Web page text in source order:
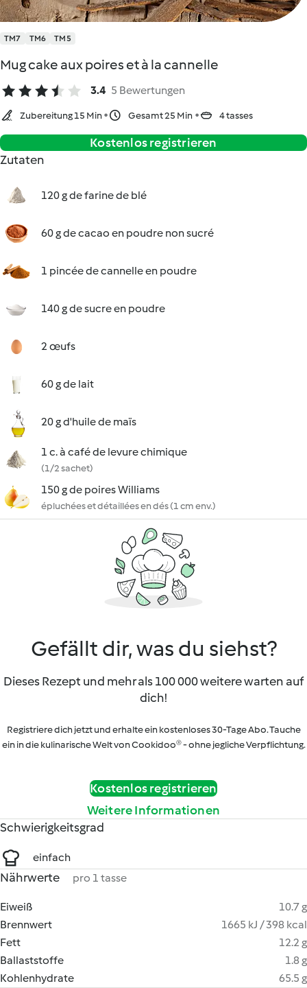
TM7 TM6 TM5
Mug cake aux poires et à la cannelle
3.4 5 Bewertungen
Zubereitung 15 Min Gesamt 25 Min 4 tasses
Kostenlos registrieren
Zutaten
120 g de farine de blé
60 g de cacao en poudre non sucré
1 pincée de cannelle en poudre
140 g de sucre en poudre
2 œufs
60 g de lait
20 g d'huile de maïs
1 c. à café de levure chimique
(1/2 sachet)
150 g de poires Williams
épluchées et détaillées en dés (1 cm env.)
Gefällt dir, was du siehst?
Dieses Rezept und mehr als 100 000 weitere warten auf
dich!
Registriere dich jetzt und erhalte ein kostenloses 30-Tage Abo. Tauche
ein in die kulinarische Welt von Cookidoo® - ohne jegliche Verpflichtung.
Kostenlos registrieren
Weitere Informationen
Schwierigkeitsgrad
einfach
Nährwerte pro 1 tasse
Eiweiß
10.7 g
Brennwert
1665 kJ / 398 kcal
Fett
12.2 g
Ballaststoffe
1.8 g
Kohlenhydrate
65.5 g